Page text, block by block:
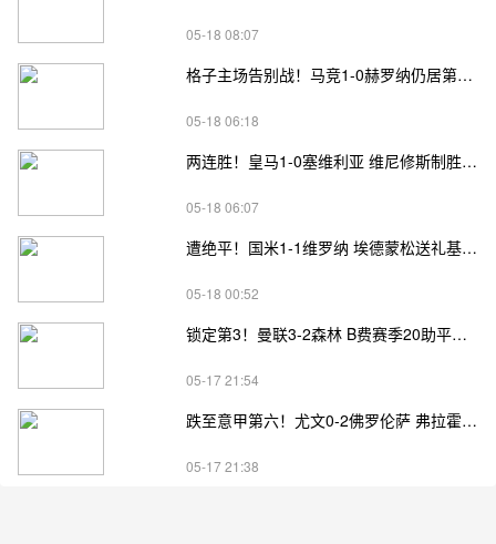
05-18 08:07
格子主场告别战！马竞1-0赫罗纳仍居第四 格子助攻卢克曼制胜球
05-18 06:18
两连胜！皇马1-0塞维利亚 维尼修斯制胜马斯坦托诺中柱姆总失良机
05-18 06:07
遭绝平！国米1-1维罗纳 埃德蒙松送礼基隆·鲍伊绝平劳塔罗失良机
05-18 00:52
锁定第3！曼联3-2森林 B费赛季20助平英超纪录 卡塞米罗主场告别
05-17 21:54
跌至意甲第六！尤文0-2佛罗伦萨 弗拉霍维奇、麦肯尼进球被吹
05-17 21:38